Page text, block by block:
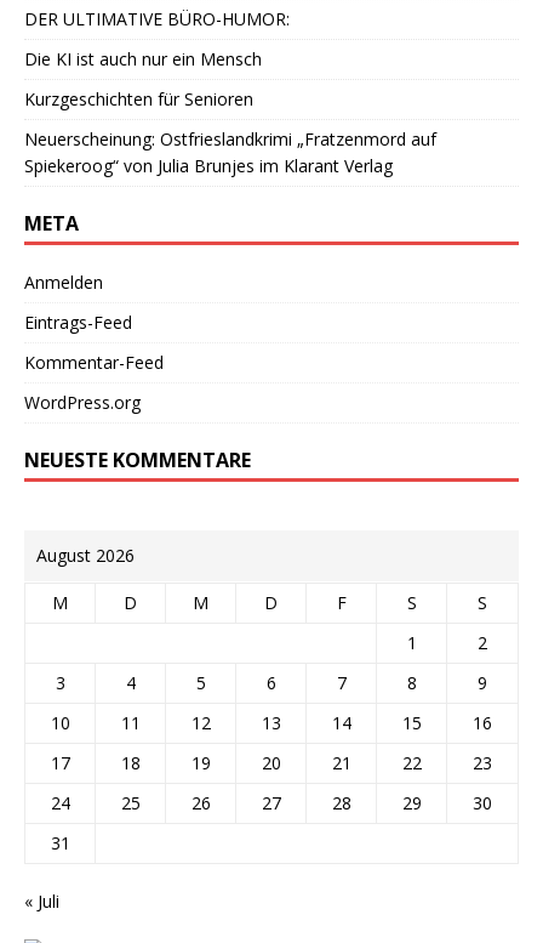
DER ULTIMATIVE BÜRO-HUMOR:
Die KI ist auch nur ein Mensch
Kurzgeschichten für Senioren
Neuerscheinung: Ostfrieslandkrimi „Fratzenmord auf
Spiekeroog“ von Julia Brunjes im Klarant Verlag
META
Anmelden
Eintrags-Feed
Kommentar-Feed
WordPress.org
NEUESTE KOMMENTARE
August 2026
M D M D F S
S
1
2
3
4 5 6 7 8
9
10
11 12 13 14 15
16
17
18 19 20 21 22
23
24
25 26 27 28 29
30
31
« Juli